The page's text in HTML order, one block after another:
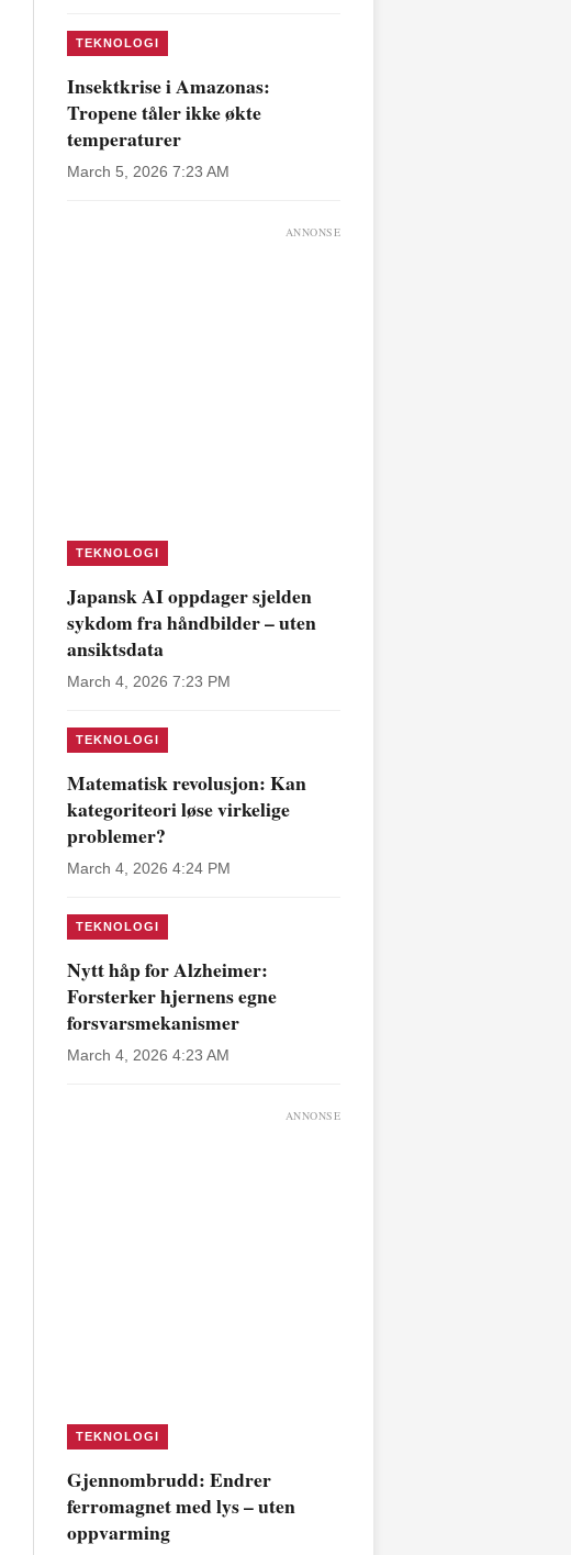
TEKNOLOGI
Insektkrise i Amazonas:
Tropene tåler ikke økte
temperaturer
March 5, 2026 7:23 AM
ANNONSE
TEKNOLOGI
Japansk AI oppdager sjelden
sykdom fra håndbilder – uten
ansiktsdata
March 4, 2026 7:23 PM
TEKNOLOGI
Matematisk revolusjon: Kan
kategoriteori løse virkelige
problemer?
March 4, 2026 4:24 PM
TEKNOLOGI
Nytt håp for Alzheimer:
Forsterker hjernens egne
forsvarsmekanismer
March 4, 2026 4:23 AM
ANNONSE
TEKNOLOGI
Gjennombrudd: Endrer
ferromagnet med lys – uten
oppvarming